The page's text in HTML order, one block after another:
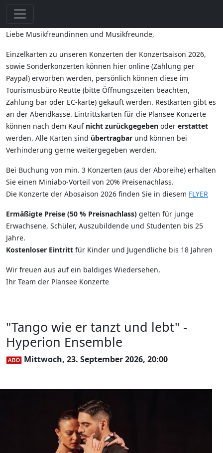
Liebe Musikfreundinnen und Musikfreunde,
Einzelkarten zu unseren Konzerten der Konzertsaison 2026,
sowie Sonderkonzerten können hier online (Zahlung per
Paypal) erworben werden, persönlich können diese im
Tourismusbüro Reutte (bitte Öffnungszeiten beachten,
Zahlung bar oder EC-karte) gekauft werden. Restkarten gibt es
an der Abendkasse. Eintrittskarten für die Plansee Konzerte
können nach dem Kauf nicht zurückgegeben oder erstattet
werden. Alle Karten sind übertragbar und können bei
Verhinderung gerne weitergegeben werden.
Bei Buchung von min. 3 Konzerten (aus der Aboreihe) erhalten
Sie einen Miniabo-Vorteil von 20% Preisenachlass.
Die Konzerte der Abosaison 2026 finden Sie in diesem FLYER
Ermäßigte Preise (50 % Preisnachlass) gelten für junge
Erwachsene, Schüler, Auszubildende und Studenten bis 25
Jahre.
Kostenloser Eintritt für Kinder und Jugendliche bis 18 Jahren
Wir freuen aus auf ein baldiges Wiedersehen,
Ihr Team der Plansee Konzerte
"Tango wie er tanzt und lebt" -
Hyperion Ensemble
Mittwoch, 23. September 2026, 20:00